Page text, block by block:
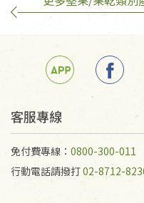
訂購手抄稿退貨需知：
若未保持原包裝方式
任何折損、磨損、污
不接受退貨之手抄稿，
代為結緣處理等。 若
產生的運費100元/箱將
客服專線
免付費專線： 0800-300-011
行動電話請撥打02-8712-